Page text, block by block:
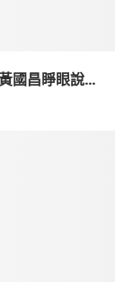
國昌睜眼說...